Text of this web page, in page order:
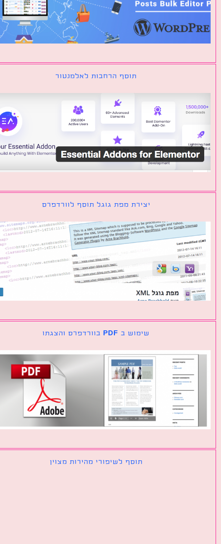
תוסף הרחבות לאלמנטור
יצירת מפת גוגל תוסף לוורדפרס
שימוש ב PDF בוורדפרס והצגתו
תוסף לשיפורי מהירות מצוין